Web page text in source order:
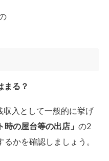
まる？
収入として一般的に挙げ
時の屋台等の出店」 の2
かを確認しましょう。